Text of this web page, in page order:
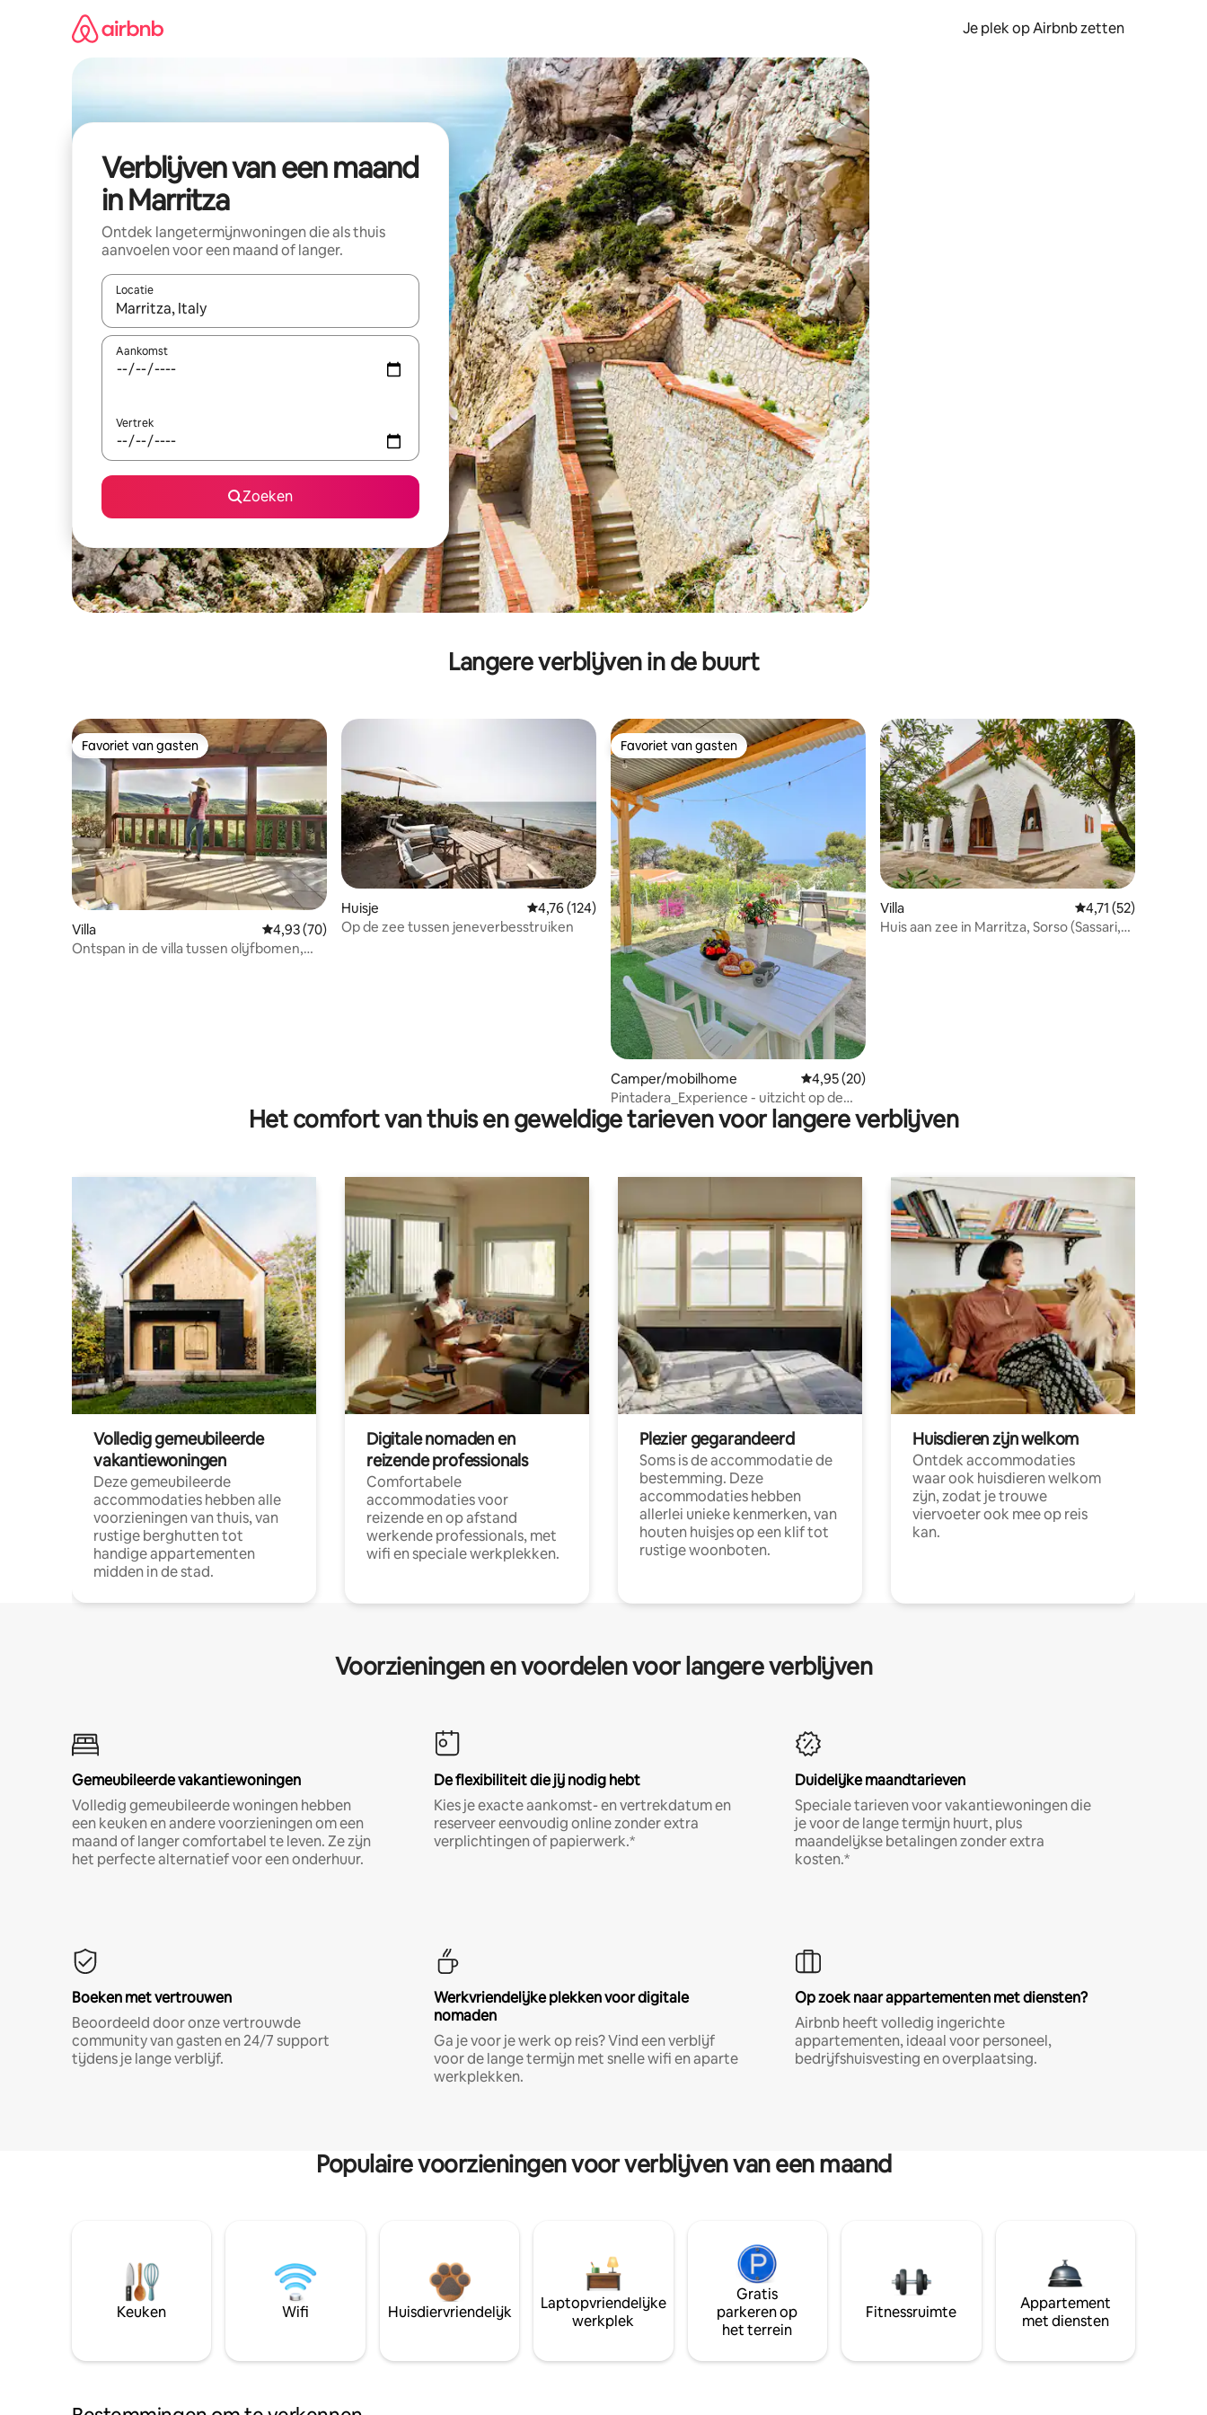
Je plek op Airbnb zetten
Verblijven van een maand
in Marritza
Ontdek langetermijnwoningen die als thuis
aanvoelen voor een maand of langer.
Locatie
Wanneer er resultaten beschikbaar zijn, maak je een keuze met je de pijltjestoetsen omhoog en omlaag, óf door te tikken of swipen.
Aankomst
Vertrek
Zoeken
Langere verblijven in de buurt
Favoriet van gasten
Favoriet van gasten
Villa Gemiddelde beoordeling van 4,93 op 5, 70 recensies
4,93 (70)
Ontspan in de villa tussen olijfbomen,
Huisje Gemiddelde beoordeling van 4,76 op 5, 124 recensies
4,76 (124)
Op de zee tussen jeneverbesstruiken
Favoriet van gasten
Favoriet van gasten
Camper/mobilhome Gemiddelde beoordeling van 4,95 op 5, 20 recensies
4,95 (20)
Pintadera_Experience - uitzicht op de
zee in het noorden van Sardinië
Villa Gemiddelde
4,71 (52)
Huis aan zee in Marritza, Sorso (Sassari,
Het comfort van thuis en geweldige tarieven voor langere verblijven
Volledig gemeubileerde
vakantiewoningen
Deze gemeubileerde
accommodaties hebben alle
voorzieningen van thuis, van
rustige berghutten tot
handige appartementen
midden in de stad.
Digitale nomaden en
reizende professionals
Comfortabele
accommodaties voor
reizende en op afstand
werkende professionals, met
wifi en speciale werkplekken.
Plezier gegarandeerd
Soms is de accommodatie de
bestemming. Deze
accommodaties hebben
allerlei unieke kenmerken, van
houten huisjes op een klif tot
rustige woonboten.
Huisdieren zijn welkom
Ontdek accommodaties
waar ook huisdieren welkom
zijn, zodat je trouwe
viervoeter ook mee op reis
kan.
Voorzieningen en voordelen voor langere verblijven
Gemeubileerde vakantiewoningen
Volledig gemeubileerde woningen hebben
een keuken en andere voorzieningen om een
maand of langer comfortabel te leven. Ze zijn
het perfecte alternatief voor een onderhuur.
De flexibiliteit die jij nodig hebt
Kies je exacte aankomst- en vertrekdatum en
reserveer eenvoudig online zonder extra
verplichtingen of papierwerk.*
Duidelijke maandtarieven
Speciale tarieven voor vakantiewoningen die
je voor de lange termijn huurt, plus
maandelijkse betalingen zonder extra
kosten.*
Boeken met vertrouwen
Beoordeeld door onze vertrouwde
community van gasten en 24/7 support
tijdens je lange verblijf.
Werkvriendelijke plekken voor digitale
nomaden
Ga je voor je werk op reis? Vind een verblijf
voor de lange termijn met snelle wifi en aparte
werkplekken.
Op zoek naar appartementen met diensten?
Airbnb heeft volledig ingerichte
appartementen, ideaal voor personeel,
bedrijfshuisvesting en overplaatsing.
Populaire voorzieningen voor verblijven van een maand
Keuken Wifi Huisdiervriendelijk
Laptopvriendelijke
werkplek
Gratis
parkeren op
het terrein
Fitnessruimte
Appartement
met diensten